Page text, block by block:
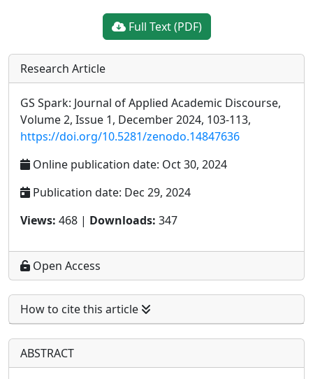
Full Text (PDF)
Research Article
GS Spark: Journal of Applied Academic Discourse,
Volume 2, Issue 1, December 2024, 103-113,
https://doi.org/10.5281/zenodo.14847636
Online publication date: Oct 30, 2024
Publication date: Dec 29, 2024
Views: 468 | Downloads: 347
Open Access
How to cite this article
ABSTRACT